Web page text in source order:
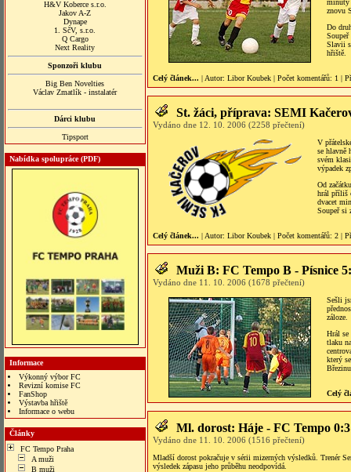
H&V Koberce s.r.o.
Jakov A-Z
Dynape
1. SčV, s.r.o.
Q Cargo
Next Reality
Sponzoři klubu
Big Ben Novelties
Václav Zmatlík - instalatér
Dárci klubu
Tipsport
Nabídka spolupráce (PDF)
Informace
Výkonný výbor FC
Revizní komise FC
FanShop
Výstavba hřiště
Informace o webu
veren siteler
Články
FC Tempo Praha
A muži
B muži
minuty
znovu
Do
Slavii
hřiště.
Celý článek... | Autor: Libor Koubek | Počet komentářů: 1 |
St. žáci, příprava: SEMI
Vydáno dne 12. 10. 2006 (2258 přečtení)
V
se hlavně
svém
výpadek
Od
hrál příliš
dvacet
Soupeř si
Celý článek... | Autor: Libor Koubek | Počet komentářů: 2 |
Muži B: FC Tempo B - Písnice
Vydáno dne 11. 10. 2006 (1678 přečtení)
Sešli
záloze.
Hrál
tlaku
který
Celý
Ml. dorost: Háje - FC Tempo
Vydáno dne 11. 10. 2006 (1516 přečtení)
Mladší dorost pokračuje v sérii mizerných výsledků. Trenér
výsledek zápasu jeho průběhu neodpovídá.